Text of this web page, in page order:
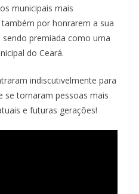
municipais mais
por honrarem a sua
premiada como uma
do Ceará.
indiscutivelmente para
se tornaram pessoas mais
e futuras gerações!